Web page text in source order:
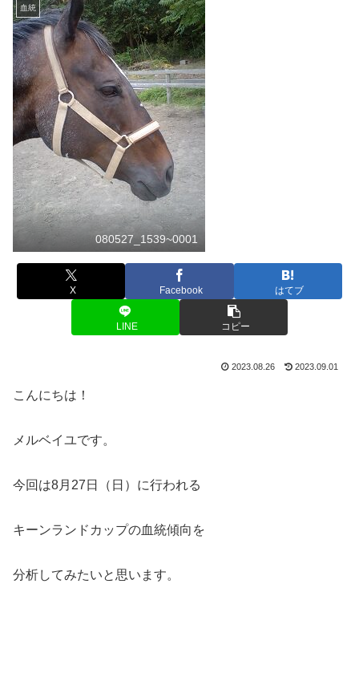
血統
080527_1539~0001
X Facebook はてブ
LINE コピー
2023.08.26 2023.09.01
こんにちは！
メルベイユです。
今回は8月27日（日）に行われる
キーンランドカップの血統傾向を
分析してみたいと思います。